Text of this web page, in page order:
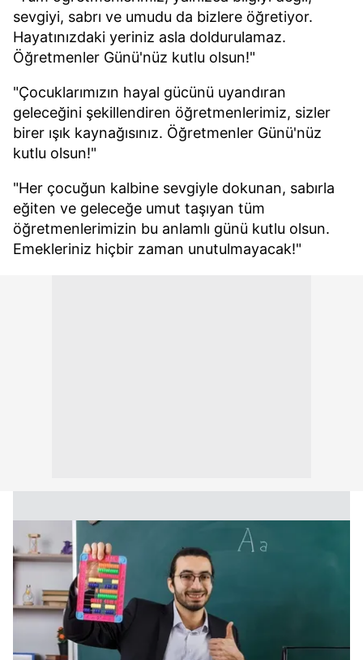
kullanılmaktadır. Bu çerezler vasıtasıyla çeşitli kişisel
verileriniz işlenmekte olup gerekli olan çerezler bilgi
toplumu hizmetlerinin sunulması amacıyla
kullanılmaktadır. Diğer çerezler, sitemizin daha işlevsel
kılınması ve kişiselleştirilmesi ve sizlere yönelik
reklam/pazarlama faaliyetlerinin yapılması, amaçlarıyla
sınırlı olarak açık rızanız dahilinde kullanılacaktır.
vasıtasıyla belirleyebilirsiniz. Çerezlere ilişkin detaylı bilgi
için Ayarlar butonuna tıklayabilir,Çerez Bilgilendirme
Metnimiziziyaret edebilirsiniz.
sevgiyi, sabrı ve umudu da bizlere öğretiyor.
Hayatınızdaki yeriniz asla doldurulamaz.
Öğretmenler Günü'nüz kutlu olsun!"
"Çocuklarımızın hayal gücünü uyandıran
geleceğini şekillendiren öğretmenlerimiz, sizler
birer ışık kaynağısınız. Öğretmenler Günü'nüz
kutlu olsun!"
"Her çocuğun kalbine sevgiyle dokunan, sabırla
eğiten ve geleceğe umut taşıyan tüm
öğretmenlerimizin bu anlamlı günü kutlu olsun.
Emekleriniz hiçbir zaman unutulmayacak!"